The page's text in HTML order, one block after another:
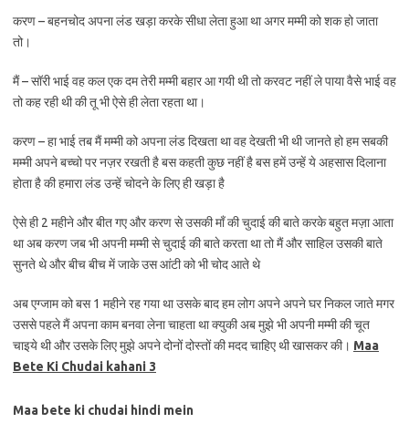
करण – बहनचोद अपना लंड खड़ा करके सीधा लेता हुआ था अगर मम्मी को शक हो जाता
तो।
मैं – सॉरी भाई वह कल एक दम तेरी मम्मी बहार आ गयी थी तो करवट नहीं ले पाया वैसे भाई वह
तो कह रही थी की तू भी ऐसे ही लेता रहता था।
करण – हा भाई तब मैं मम्मी को अपना लंड दिखता था वह देखती भी थी जानते हो हम सबकी
मम्मी अपने बच्चो पर नज़र रखती है बस कहती कुछ नहीं है बस हमें उन्हें ये अहसास दिलाना
होता है की हमारा लंड उन्हें चोदने के लिए ही खड़ा है
ऐसे ही 2 महीने और बीत गए और करण से उसकी माँ की चुदाई की बाते करके बहुत मज़ा आता
था अब करण जब भी अपनी मम्मी से चुदाई की बाते करता था तो मैं और साहिल उसकी बाते
सुनते थे और बीच बीच में जाके उस आंटी को भी चोद आते थे
अब एग्जाम को बस 1 महीने रह गया था उसके बाद हम लोग अपने अपने घर निकल जाते मगर
उससे पहले मैं अपना काम बनवा लेना चाहता था क्युकी अब मुझे भी अपनी मम्मी की चूत
चाइये थी और उसके लिए मुझे अपने दोनों दोस्तों की मदद चाहिए थी खासकर की। Maa
Bete Ki Chudai kahani 3
Maa bete ki chudai hindi mein